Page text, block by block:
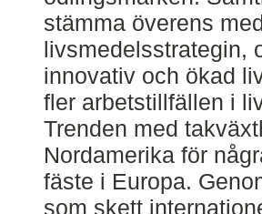
stämma överens
livsmedelsstrategin,
innovativ och ökad
fler arbetstillfällen i
Trenden med
Nordamerika för
fäste i Europa.
som skett